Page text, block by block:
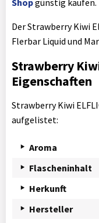
Shopgünstig kaufen.
Der Strawberry Kiwi
Flerbar Liquid und
Strawberry
Eigenschaften
Strawberry Kiwi
aufgelistet:
Aroma
Flascheninhalt
Herkunft
Hersteller